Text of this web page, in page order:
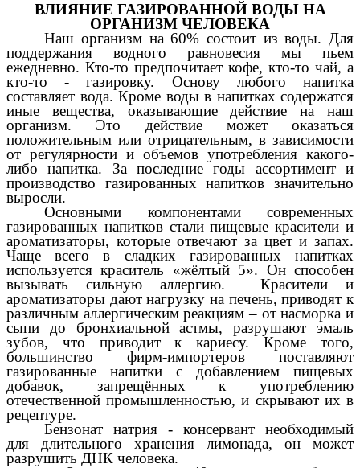
ВЛИЯНИЕ ГАЗИРОВАННОЙ ВОДЫ НА
ОРГАНИЗМ ЧЕЛОВЕКА
Наш организм на 60% состоит из воды. Для
поддержания водного равновесия мы пьем
ежедневно. Кто-то предпочитает кофе, кто-то чай, а
кто-то - газировку. Основу любого напитка
составляет вода. Кроме воды в напитках содержатся
иные вещества, оказывающие действие на наш
организм. Это действие может оказаться
положительным или отрицательным, в зависимости
от регулярности и объемов употребления какого-
либо напитка. За последние годы ассортимент и
производство газированных напитков значительно
выросли.
Основными компонентами современных
газированных напитков стали пищевые красители и
ароматизаторы, которыеотвечают за цвет и запах.
Чаще всего в сладких газированных напитках
используется краситель «жёлтый 5». Он способен
вызывать сильную аллергию. Красители и
ароматизаторы дают нагрузку на печень, приводят к
различным аллергическим реакциям – от насморка и
сыпи до бронхиальной астмы, разрушают эмаль
зубов, что приводит к кариесу. Кроме того,
большинство фирм-импортеров поставляют
газированные напитки с добавлением пищевых
добавок, запрещённых к употреблению
отечественной промышленностью, и скрывают их в
рецептуре.
Бензонат натрия - консервант необходимый
для длительного хранения лимонада, он может
разрушить ДНК человека.